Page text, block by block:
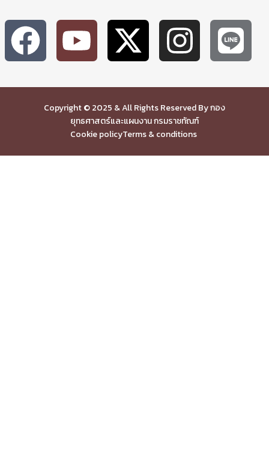
Copyright © 2025 & All Rights Reserved By กอง
ยุทธศาสตร์และแผนงาน กรมราชทัณฑ์
Cookie policyTerms & conditions